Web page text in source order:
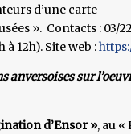
d’une carte
». Contacts : 03/
à 12h). Site web :
anversoises sur
d’Ensor », au